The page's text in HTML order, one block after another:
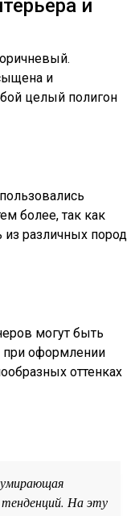
и
и
целый полигон
более, так как
из различных пород
могут быть
при оформлении
оттенках
тенденций. На эту